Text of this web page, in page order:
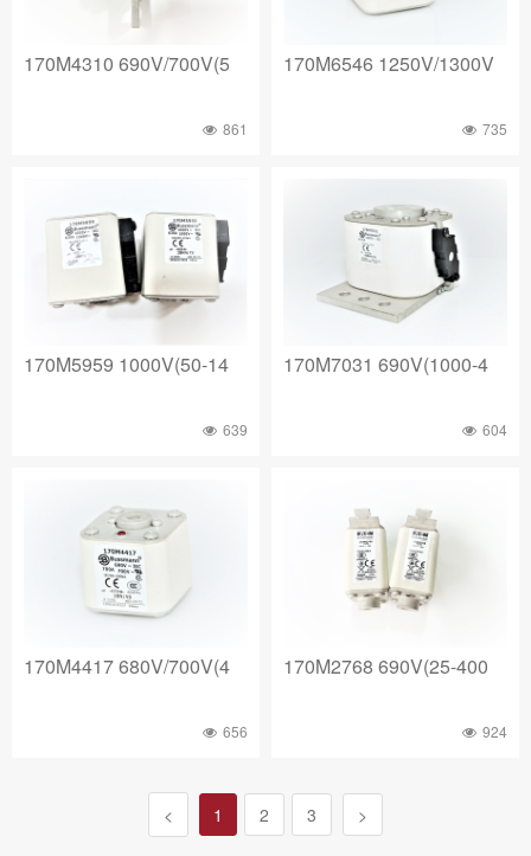
170M4310 690V/700V(5
861
170M6546 1250V/1300V
735
170M5959 1000V(50-14
639
170M7031 690V(1000-4
604
170M4417 680V/700V(4
656
170M2768 690V(25-400
924
< 1 2 3 >